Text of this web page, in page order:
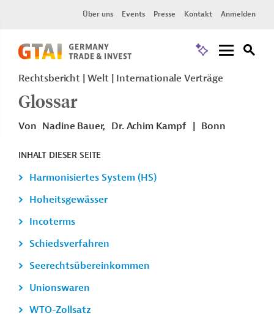
Über uns Events Presse Kontakt Anmelden
Rechtsbericht Welt Internationale Verträge
Glossar
Von Nadine Bauer, Dr. Achim Kampf Bonn
INHALT DIESER SEITE
Harmonisiertes System (HS)
Hoheitsgewässer
Incoterms
Schiedsverfahren
Seerechtsübereinkommen
Unionswaren
WTO-Zollsatz